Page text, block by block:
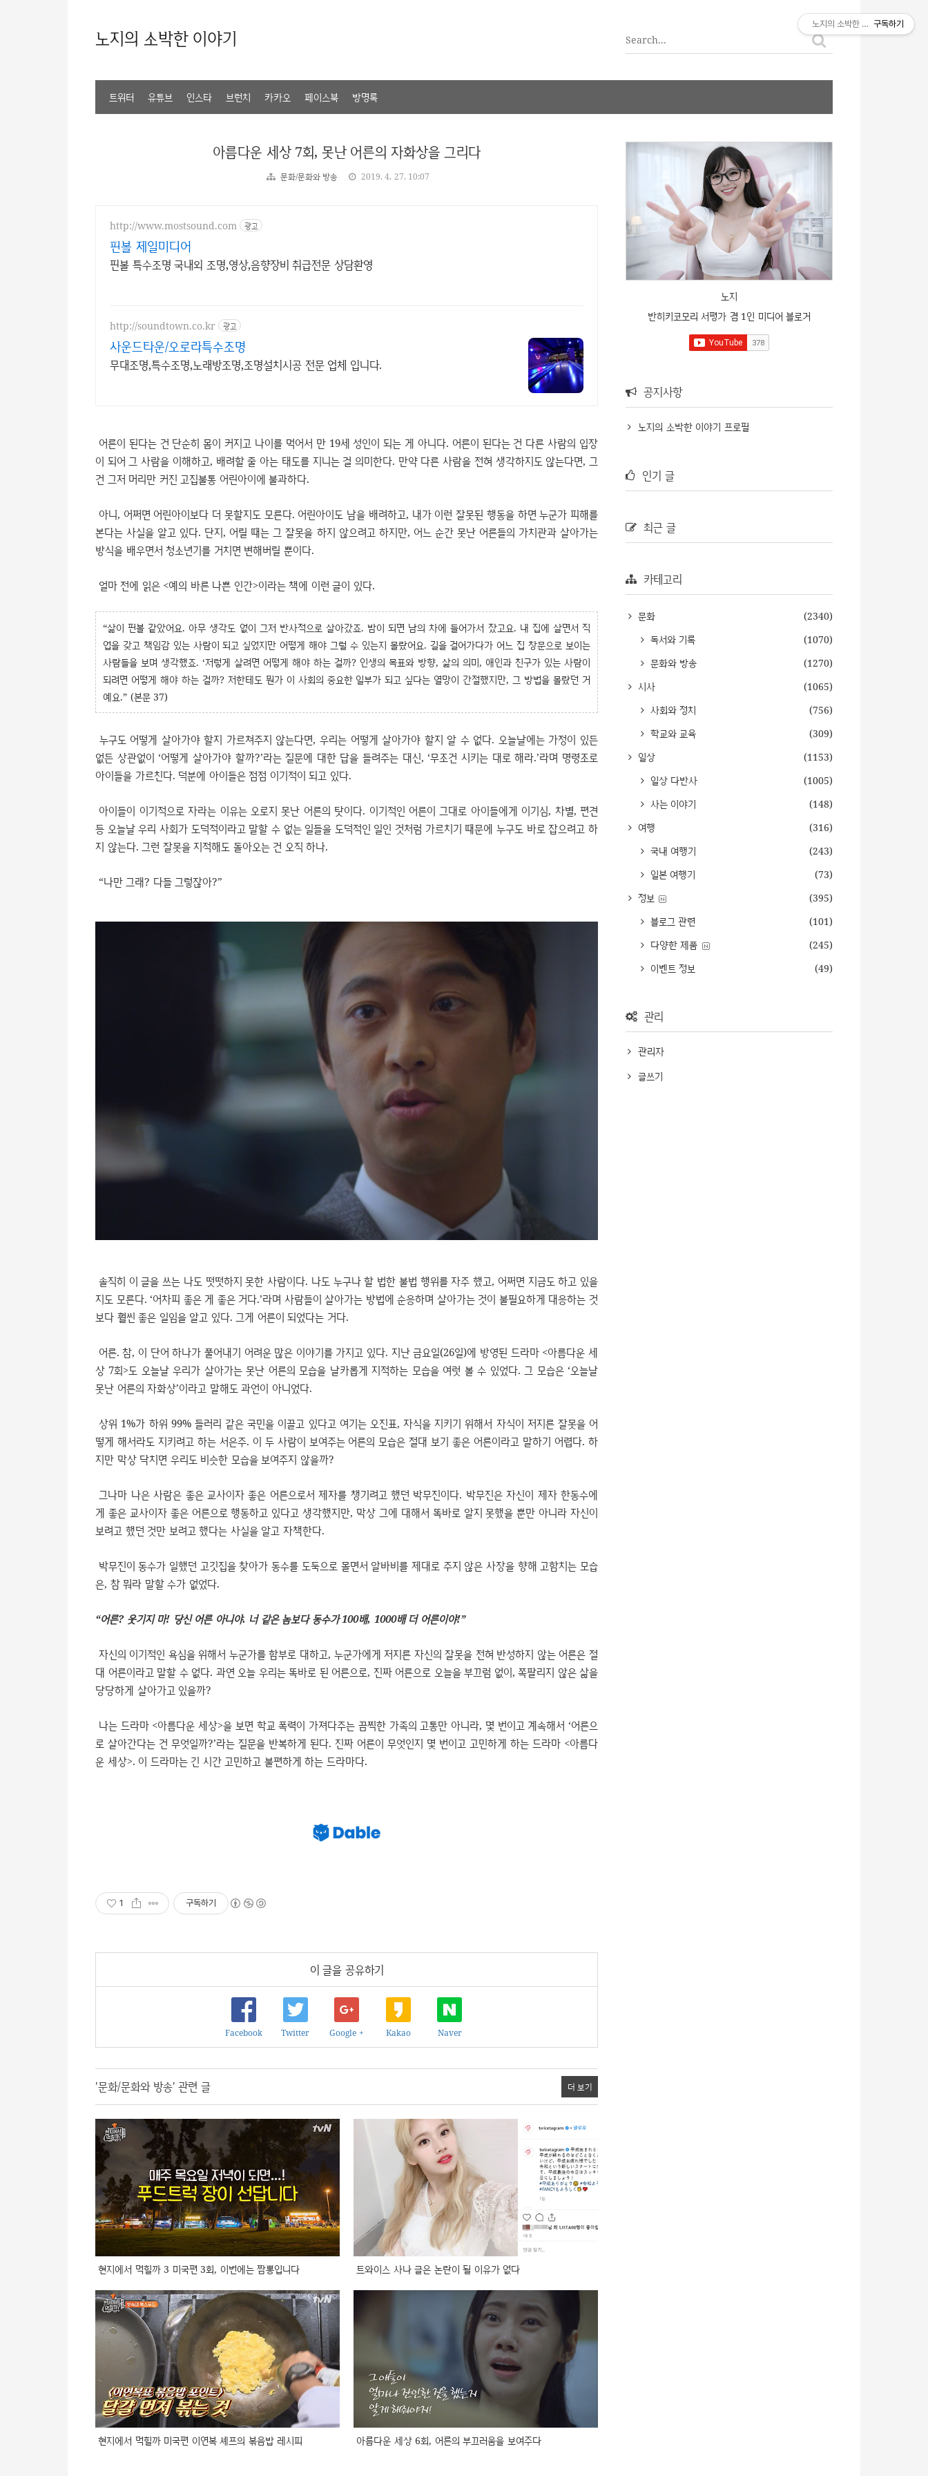
노지의 소박한 이야기
트위터 유튜브 인스타 브런치 카카오 페이스북 방명록
아름다운 세상 7회, 못난 어른의 자화상을 그리다
문화/문화와 방송 2019. 4. 27. 10:07
http://www.mostsound.com 광고
핀볼 제일미디어
핀볼 특수조명 국내외 조명,영상,음향장비 취급전문 상담환영
http://soundtown.co.kr 광고
사운드타운/오로라특수조명
무대조명,특수조명,노래방조명,조명설치시공 전문 업체 입니다.
어른이 된다는 건 단순히 몸이 커지고 나이를 먹어서 만 19세 성인이 되는 게 아니다. 어른이 된다는 건 다른 사람의 입장
이 되어 그 사람을 이해하고, 배려할 줄 아는 태도를 지니는 걸 의미한다. 만약 다른 사람을 전혀 생각하지도 않는다면, 그
건 그저 머리만 커진 고집불통 어린아이에 불과하다.
아니, 어쩌면 어린아이보다 더 못할지도 모른다. 어린아이도 남을 배려하고, 내가 이런 잘못된 행동을 하면 누군가 피해를
본다는 사실을 알고 있다. 단지, 어릴 때는 그 잘못을 하지 않으려고 하지만, 어느 순간 못난 어른들의 가치관과 살아가는
방식을 배우면서 청소년기를 거치면 변해버릴 뿐이다.
얼마 전에 읽은 <예의 바른 나쁜 인간>이라는 책에 이런 글이 있다.
“삶이 핀볼 같았어요. 아무 생각도 없이 그저 반사적으로 살아갔죠. 밤이 되면 남의 차에 들어가서 잤고요. 내 집에 살면서 직
업을 갖고 책임감 있는 사람이 되고 싶었지만 어떻게 해야 그럴 수 있는지 몰랐어요. 길을 걸어가다가 어느 집 창문으로 보이는
사람들을 보며 생각했죠. ‘저렇게 살려면 어떻게 해야 하는 걸까? 인생의 목표와 방향, 삶의 의미, 애인과 친구가 있는 사람이
되려면 어떻게 해야 하는 걸까? 저한테도 뭔가 이 사회의 중요한 일부가 되고 싶다는 열망이 간절했지만, 그 방법을 몰랐던 거
예요.” (본문 37)
누구도 어떻게 살아가야 할지 가르쳐주지 않는다면, 우리는 어떻게 살아가야 할지 알 수 없다. 오늘날에는 가정이 있든
없든 상관없이 ‘어떻게 살아가야 할까?’라는 질문에 대한 답을 들려주는 대신, ‘무조건 시키는 대로 해라.’라며 명령조로
아이들을 가르친다. 덕분에 아이들은 점점 이기적이 되고 있다.
아이들이 이기적으로 자라는 이유는 오로지 못난 어른의 탓이다. 이기적인 어른이 그대로 아이들에게 이기심, 차별, 편견
등 오늘날 우리 사회가 도덕적이라고 말할 수 없는 일들을 도덕적인 일인 것처럼 가르치기 때문에 누구도 바로 잡으려고 하
지 않는다. 그런 잘못을 지적해도 돌아오는 건 오직 하나.
“나만 그래? 다들 그렇잖아?”
솔직히 이 글을 쓰는 나도 떳떳하지 못한 사람이다. 나도 누구나 할 법한 불법 행위를 자주 했고, 어쩌면 지금도 하고 있을
지도 모른다. ‘어차피 좋은 게 좋은 거다.’라며 사람들이 살아가는 방법에 순응하며 살아가는 것이 불필요하게 대응하는 것
보다 훨씬 좋은 일임을 알고 있다. 그게 어른이 되었다는 거다.
어른. 참, 이 단어 하나가 풀어내기 어려운 많은 이야기를 가지고 있다. 지난 금요일(26일)에 방영된 드라마 <아름다운 세
상 7회>도 오늘날 우리가 살아가는 못난 어른의 모습을 날카롭게 지적하는 모습을 여럿 볼 수 있었다. 그 모습은 ‘오늘날
못난 어른의 자화상’이라고 말해도 과언이 아니었다.
상위 1%가 하위 99% 들러리 같은 국민을 이끌고 있다고 여기는 오진표, 자식을 지키기 위해서 자식이 저지른 잘못을 어
떻게 해서라도 지키려고 하는 서은주. 이 두 사람이 보여주는 어른의 모습은 절대 보기 좋은 어른이라고 말하기 어렵다. 하
지만 막상 닥치면 우리도 비슷한 모습을 보여주지 않을까?
그나마 나은 사람은 좋은 교사이자 좋은 어른으로서 제자를 챙기려고 했던 박무진이다. 박무진은 자신이 제자 한동수에
게 좋은 교사이자 좋은 어른으로 행동하고 있다고 생각했지만, 막상 그에 대해서 똑바로 알지 못했을 뿐만 아니라 자신이
보려고 했던 것만 보려고 했다는 사실을 알고 자책한다.
박무진이 동수가 일했던 고깃집을 찾아가 동수를 도둑으로 몰면서 알바비를 제대로 주지 않은 사장을 향해 고함치는 모습
은, 참 뭐라 말할 수가 없었다.
“어른? 웃기지 마! 당신 어른 아니야. 너 같은 놈보다 동수가 100배, 1000배 더 어른이야!”
자신의 이기적인 욕심을 위해서 누군가를 함부로 대하고, 누군가에게 저지른 자신의 잘못을 전혀 반성하지 않는 어른은 절
대 어른이라고 말할 수 없다. 과연 오늘 우리는 똑바로 된 어른으로, 진짜 어른으로 오늘을 부끄럼 없이, 쪽팔리지 않은 삶을
당당하게 살아가고 있을까?
나는 드라마 <아름다운 세상>을 보면 학교 폭력이 가져다주는 끔찍한 가족의 고통만 아니라, 몇 번이고 계속해서 ‘어른으
로 살아간다는 건 무엇일까?’라는 질문을 반복하게 된다. 진짜 어른이 무엇인지 몇 번이고 고민하게 하는 드라마 <아름다
운 세상>. 이 드라마는 긴 시간 고민하고 불편하게 하는 드라마다.
1 구독하기
이 글을 공유하기
Facebook Twitter Google + Kakao Naver
'문화/문화와 방송' 관련 글 더 보기
현지에서 먹힐까 3 미국편 3회, 이번에는 짬뽕입니다 트와이스 사나 글은 논란이 될 이유가 없다
현지에서 먹힐까 미국편 이연복 셰프의 볶음밥 레시피 아름다운 세상 6회, 어른의 부끄러움을 보여주다
노지
반히키코모리 서평가 겸 1인 미디어 블로거
공지사항
노지의 소박한 이야기 프로필
인기 글
최근 글
카테고리
문화
(2340)
독서와 기록
(1070)
문화와 방송
(1270)
시사
(1065)
사회와 정치
(756)
학교와 교육
(309)
일상
(1153)
일상 다반사
(1005)
사는 이야기
(148)
여행
(316)
국내 여행기
(243)
일본 여행기
(73)
정보
(395)
블로그 관련
(101)
다양한 제품
(245)
이벤트 정보
(49)
관리
관리자
글쓰기
노지의 소박한 이야기구독하기